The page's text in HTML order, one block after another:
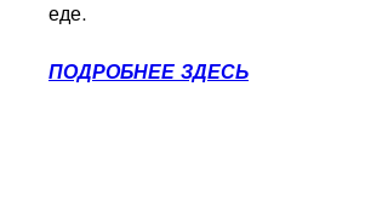
еде.
ПОДРОБНЕЕ ЗДЕСЬ